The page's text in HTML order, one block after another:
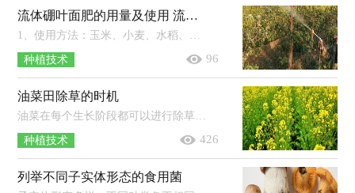
流体硼叶面肥的用量及使用 流体硼叶面肥在玉米什么时候用
1、使用方法：玉米、小麦、水稻、瓜果、油菜、花椰菜、大白菜、甘蓝等作物使用时的稀释倍数为1500-2000倍，果树、棉花等经济作物以及...
种植技术 96
油菜田除草的时机
种植技术 426
列举不同子实体形态的食用菌